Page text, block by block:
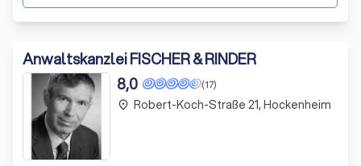
Anwaltskanzlei FISCHER & RINDER
(17)
8,0
place Robert-Koch-Straße 21, Hockenheim